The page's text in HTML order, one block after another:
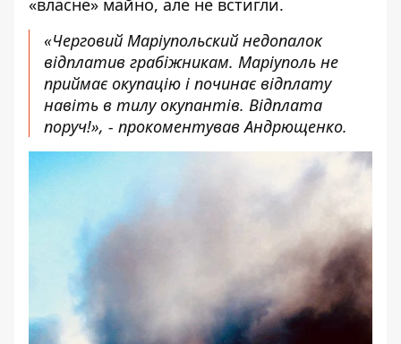
«власне» майно, але не встигли.
«Черговий Маріупольский недопалок
відплатив грабіжникам. Маріуполь не
приймає окупацію і починає відплату
навіть в тилу окупантів. Відплата
поруч!», - прокоментував Андрющенко.